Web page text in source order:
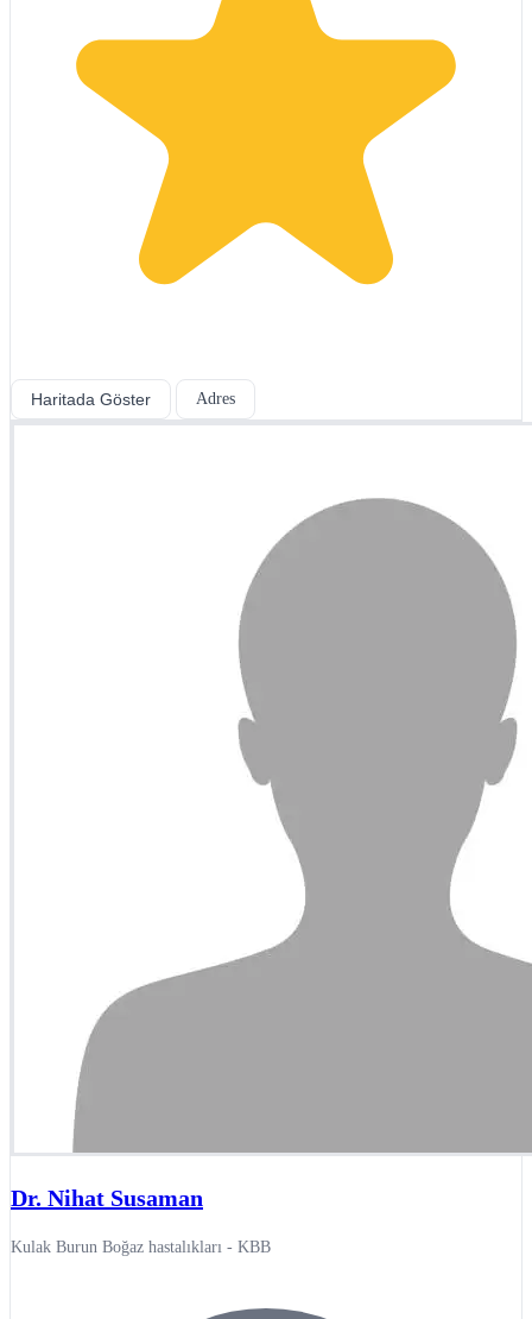
Haritada Göster Adres
Dr. Nihat Susaman
Kulak Burun Boğaz hastalıkları - KBB